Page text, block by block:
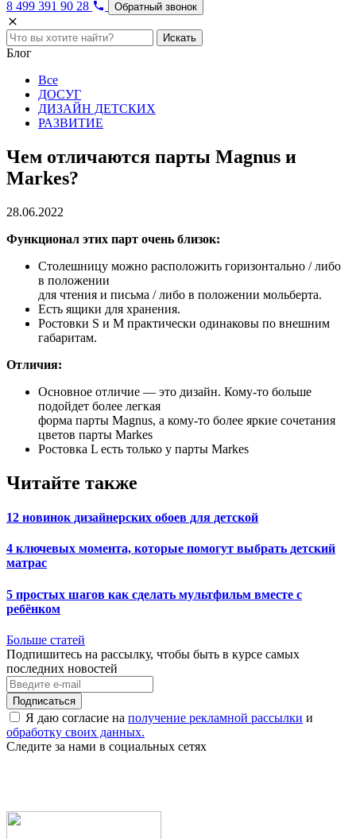
8 499 391 90 28 Обратный звонок
Искать
Блог
Все
ДОСУГ
ДИЗАЙН ДЕТСКИХ
РАЗВИТИЕ
Чем отличаются парты Magnus и
Markes?
28.06.2022
Функционал этих парт очень близок:
Столешницу можно расположить горизонтально / либо
в положении
для чтения и письма / либо в положении мольберта.
Есть ящики для хранения.
Ростовки S и М практически одинаковы по внешним
габаритам.
Отличия:
Основное отличие — это дизайн. Кому-то больше
подойдет более легкая
форма парты Magnus, а кому-то более яркие сочетания
цветов парты Markes
Ростовка L есть только у парты Markes
Читайте также
12 новинок дизайнерских обоев для детской
4 ключевых момента, которые помогут выбрать детский
матрас
5 простых шагов как сделать мультфильм вместе с
ребёнком
Больше статей
Подпишитесь на рассылку, чтобы быть в курсе самых
последних новостей
Я даю согласие на получение рекламной рассылки и
обработку своих данных.
Следите за нами в социальных сетях